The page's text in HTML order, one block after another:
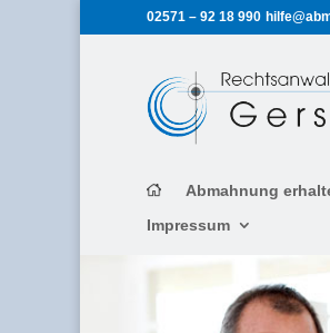
02571 – 92 18 990
Abmahnung
Impressum